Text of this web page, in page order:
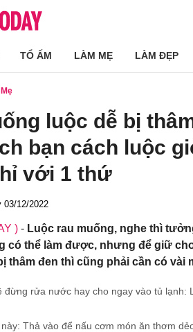
TỔ ẤM LÀM MẸ LÀM ĐẸP
luộc dễ bị
bạn cách luộc
với 1 thứ
03/12/2022
) - Luộc rau muống, nghe thì
có thể làm được, nhưng để giữ
thâm đen thì cũng phải cần có vài
đừng rửa nước hay cho ngay vào tủ
Thả vào để nấu cơm món ăn thơm